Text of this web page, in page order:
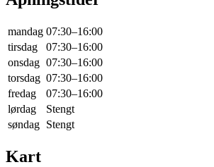
mandag 07:30–16:00
tirsdag
07:30–16:00
onsdag 07:30–16:00
torsdag 07:30–16:00
fredag
07:30–16:00
lørdag
Stengt
søndag Stengt
Kart